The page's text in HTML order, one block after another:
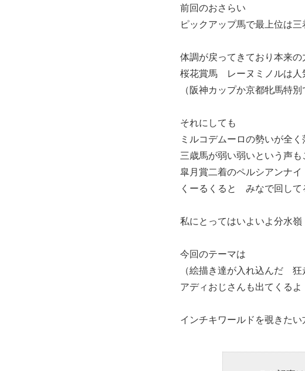
前回のおさらい
ピックアップ馬で最上位は三
体調が戻ってきており本来
桜花賞馬 レーヌミノルは人
（阪神カップか京都牝馬特別
それにしても
ミルコデムーロの勢いが全
三歳馬が弱い弱いという声
皐月賞二着のペルシアンナ
くーるくると みなで回し
私にとってはいよいよ分水
今回のテーマは
（絵描き達が入れ込んだ 狂
アディおじさんも出てくるよ
インチキワールドを覗きたい